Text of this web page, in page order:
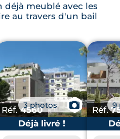
déjà meublé avec les
au travers d'un bail
Réf.4560
3 photos
📷
Déjà livré !
Réf.9